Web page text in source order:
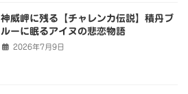
神威岬に残る【チャレンカ伝説】積丹ブ
ルーに眠るアイヌの悲恋物語
2026年7月9日